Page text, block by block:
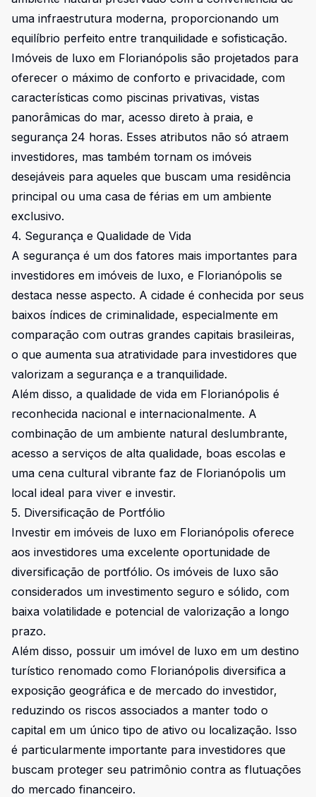
uma infraestrutura moderna, proporcionando um
equilíbrio perfeito entre tranquilidade e sofisticação.
Imóveis de luxo em Florianópolis são projetados para
oferecer o máximo de conforto e privacidade, com
características como piscinas privativas, vistas
panorâmicas do mar, acesso direto à praia, e
segurança 24 horas. Esses atributos não só atraem
investidores, mas também tornam os imóveis
desejáveis para aqueles que buscam uma residência
principal ou uma casa de férias em um ambiente
exclusivo.
4. Segurança e Qualidade de Vida
A segurança é um dos fatores mais importantes para
investidores em imóveis de luxo, e Florianópolis se
destaca nesse aspecto. A cidade é conhecida por seus
baixos índices de criminalidade, especialmente em
comparação com outras grandes capitais brasileiras,
o que aumenta sua atratividade para investidores que
valorizam a segurança e a tranquilidade.
Além disso, a qualidade de vida em Florianópolis é
reconhecida nacional e internacionalmente. A
combinação de um ambiente natural deslumbrante,
acesso a serviços de alta qualidade, boas escolas e
uma cena cultural vibrante faz de Florianópolis um
local ideal para viver e investir.
5. Diversificação de Portfólio
Investir em imóveis de luxo em Florianópolis oferece
aos investidores uma excelente oportunidade de
diversificação de portfólio. Os imóveis de luxo são
considerados um investimento seguro e sólido, com
baixa volatilidade e potencial de valorização a longo
prazo.
Além disso, possuir um imóvel de luxo em um destino
turístico renomado como Florianópolis diversifica a
exposição geográfica e de mercado do investidor,
reduzindo os riscos associados a manter todo o
capital em um único tipo de ativo ou localização. Isso
é particularmente importante para investidores que
buscam proteger seu patrimônio contra as flutuações
do mercado financeiro.